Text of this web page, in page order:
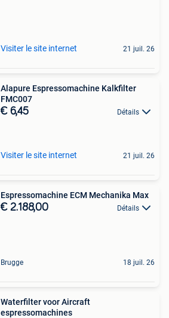
Visiter le site internet 21 juil. 26
Alapure Espressomachine Kalkfilter
FMC007
€ 6,45 Détails
Visiter le site internet 21 juil. 26
Espressomachine ECM Mechanika Max
€ 2.188,00 Détails
Brugge 18 juil. 26
Waterfilter voor Aircraft
espressomachines